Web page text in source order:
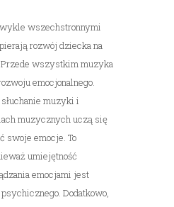
wszechstronnymi
rozwój dziecka na
wszystkim muzyka
emocjonalnego.
muzyki i
muzycznych uczą się
swoje emocje. To
umiejętność
emocjami jest
Dodatkowo,